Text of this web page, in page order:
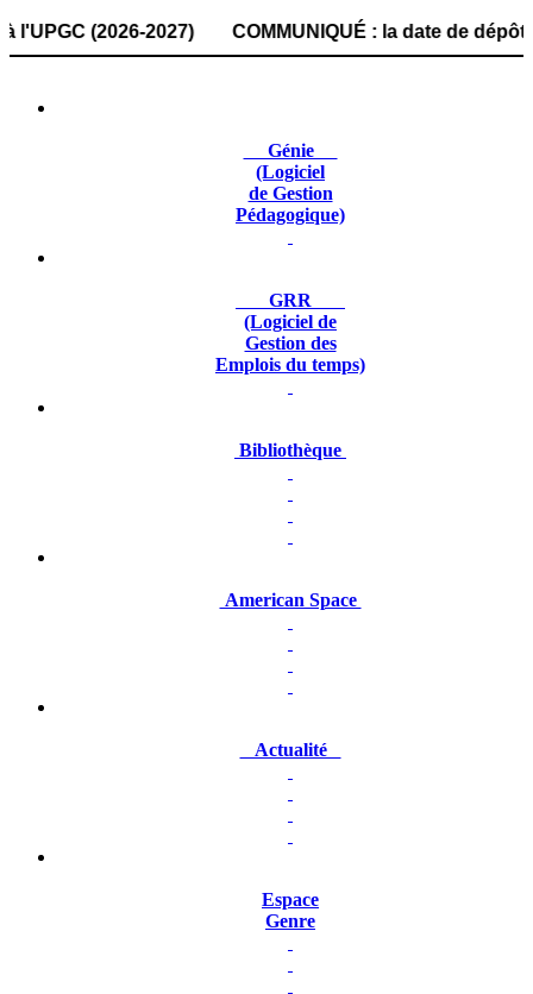
(2026-2027) COMMUNIQUÉ : la date de dépôt
Génie
(Logiciel
de Gestion
Pédagogique)
GRR
(Logiciel de
Gestion des
Emplois du temps)
Bibliothèque
American Space
Actualité
Espace
Genre